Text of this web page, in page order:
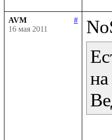
AVM
#
16 мая 2011